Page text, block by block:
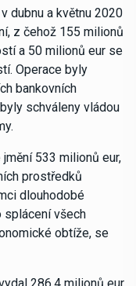
dubnu a květnu 2020
z čehož 155 milionů
a 50 milionů eur se
Operace byly
bankovních
schváleny vládou
533 milionů eur,
prostředků
dlouhodobé
splácení všech
obtíže, se
286,4 milionů eur